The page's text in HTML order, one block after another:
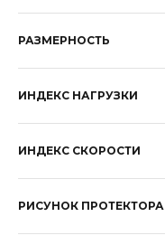
РАЗМЕРНОСТЬ
ИНДЕКС НАГРУЗКИ
ИНДЕКС СКОРОСТИ
РИСУНОК ПРОТЕКТОРА